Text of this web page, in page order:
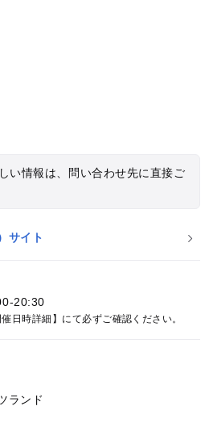
い情報は、問い合わせ先に直接ご
サイト
20:30
日時詳細】にて必ずご確認ください。
ランド